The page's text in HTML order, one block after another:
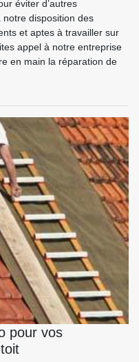
éviter d’autres
disposition des
et aptes à travailler sur
appel à notre entreprise
en main la réparation de
pour vos